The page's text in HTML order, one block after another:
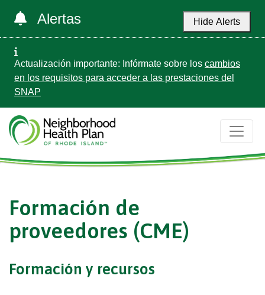
Alertas Hide Alerts
Actualización importante: Infórmate sobre los cambios
en los requisitos para acceder a las prestaciones del
SNAP
Formación de
proveedores (CME)
Formación y recursos